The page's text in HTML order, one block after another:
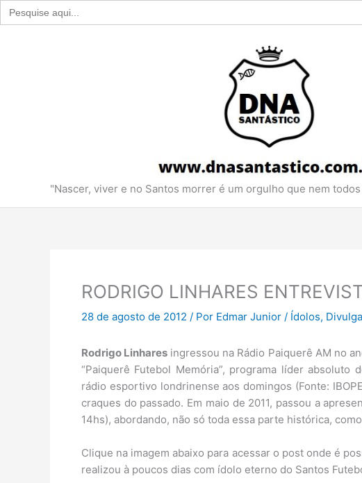
Search
for:
"Nascer, viver e no Santos morrer é um orgulho que nem
RODRIGO LINHARES
28 de agosto de 2012 / Por Edmar Junior / Ídolos,
Rodrigo Linhares ingressou na Rádio Paiquerê AM no
“Paiquerê Futebol Memória”, programa líder
rádio esportivo londrinense aos domingos (Fonte:
craques do passado. Em maio de 2011, passou a
14hs), abordando, não só toda essa parte histórica,
Clique na imagem abaixo para acessar o post onde é
realizou à poucos dias com ídolo eterno do Santos